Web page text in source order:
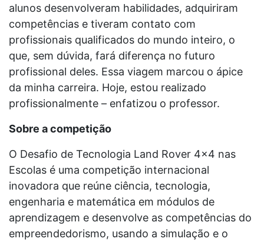
alunos desenvolveram habilidades, adquiriram
competências e tiveram contato com
profissionais qualificados do mundo inteiro, o
que, sem dúvida, fará diferença no futuro
profissional deles. Essa viagem marcou o ápice
da minha carreira. Hoje, estou realizado
profissionalmente – enfatizou o professor.
Sobre a competição
O Desafio de Tecnologia Land Rover 4x4 nas
Escolas é uma competição internacional
inovadora que reúne ciência, tecnologia,
engenharia e matemática em módulos de
aprendizagem e desenvolve as competências do
empreendedorismo, usando a simulação e o